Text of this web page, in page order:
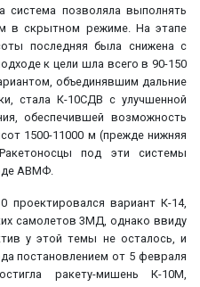
позволяла выполнять
в скрытном режиме. На этапе
последняя была снижена с
к цели шла всего в 90-150
объединявшим дальние
стала К-10СДВ с улучшенной
обеспечившей возможность
1500-11000 м (прежде нижняя
под эти системы
АВМФ.
проектировался вариант К-14,
самолетов 3МД, однако ввиду
у этой темы не осталось, и
постановлением от 5 февраля
ракету-мишень К-10М,